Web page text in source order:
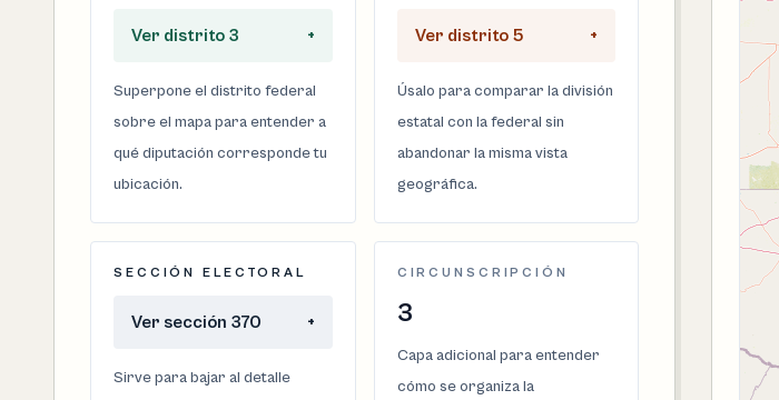
Ver distrito 3 +
Superpone el distrito federal
sobre el mapa para entender a
qué diputación corresponde tu
ubicación.
Ver distrito 5 +
Úsalo para comparar la división
estatal con la federal sin
abandonar la misma vista
geográfica.
SECCIÓN ELECTORAL
Ver sección 370 +
Sirve para bajar al detalle
CIRCUNSCRIPCIÓN
3
Capa adicional para entender
cómo se organiza la